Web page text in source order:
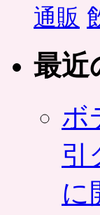
通販
最近
ボ
引
に